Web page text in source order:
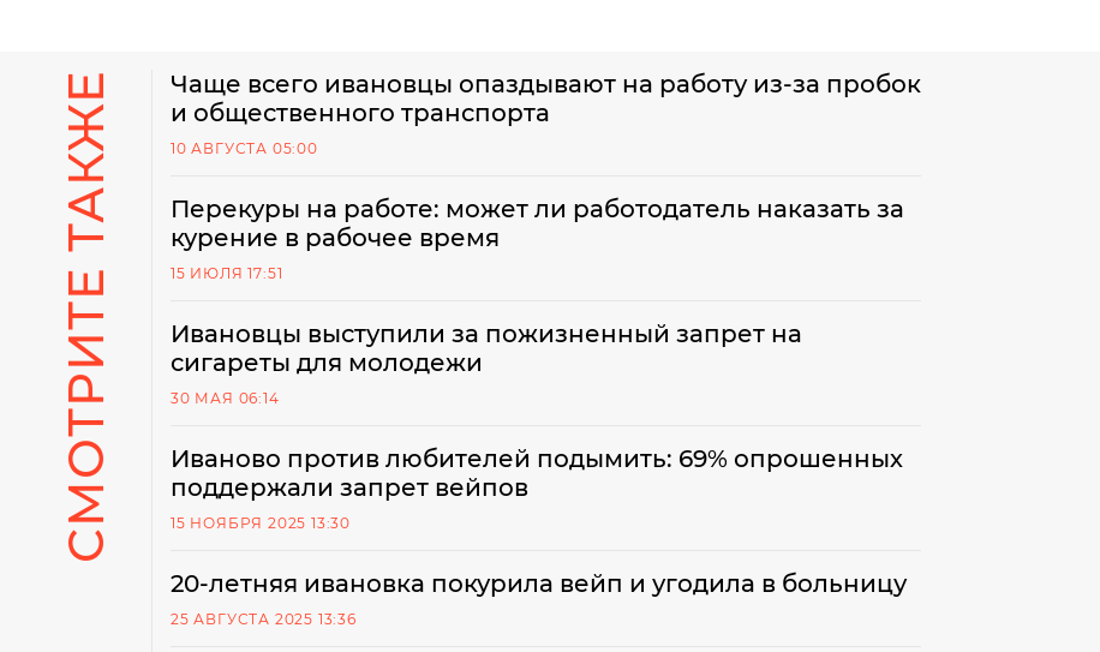
СМОТРИТЕ ТАКЖЕ
Чаще всего ивановцы опаздывают на работу из-за пробок
и общественного транспорта
10 АВГУСТА 05:00
Перекуры на работе: может ли работодатель наказать за
курение в рабочее время
15 ИЮЛЯ 17:51
Ивановцы выступили за пожизненный запрет на
сигареты для молодежи
30 МАЯ 06:14
Иваново против любителей подымить: 69% опрошенных
поддержали запрет вейпов
15 НОЯБРЯ 2025 13:30
20-летняя ивановка покурила вейп и угодила в больницу
25 АВГУСТА 2025 13:36